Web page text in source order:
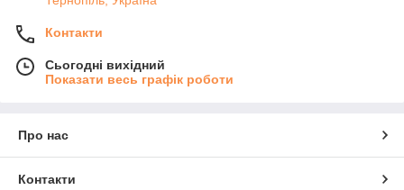
Контакти
Сьогодні вихідний
Показати весь графік роботи
Про нас
Контакти